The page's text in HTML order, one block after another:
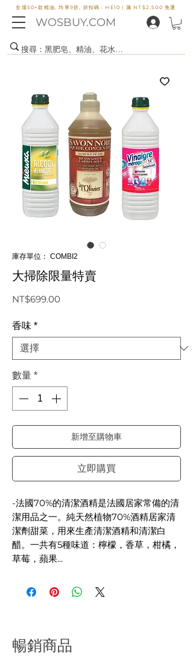
WOSBUY.COM
全場50+款精油, 均享9折, 折扣碼：HE10 | 滿 NT$2,500 免運
庫存單位： COMBI2
大掃除限量特賣
NT$699.00價
香味 *
數量 *
新增至購物車
立即購買
-法國70%的清潔酒精是法國居家常備的清
潔用品之一。純天然植物70%酒精居家清
潔劑甜菜，用來生產清潔酒精和清潔白
醋。一共有5種味道：檸檬，香草，柑橘，
草莓，蘋果...
-窩S．BUY的第一個產品：🇫🇷 法國天然
à l'Olivier合作，這個公司源自於1865年，
它生產黑肥皂的皂桶到現在還一直運作
暢銷商品